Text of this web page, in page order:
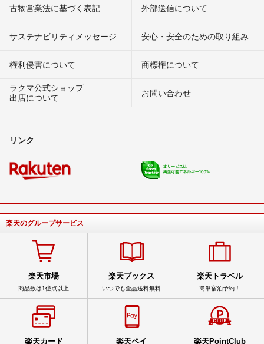
古物営業法に基づく表記 外部送信について
サステナビリティメッセージ 安心・安全のための取り組み
権利侵害について
商標権について
ラクマ公式ショップ
出店について
お問い合わせ
リンク
楽天のグループサービス
楽天市場
商品数は1億点以上
楽天ブックス
いつでも全品送料無料
楽天トラベル
簡単宿泊予約！
楽天カード 楽天ペイ 楽天PointClub